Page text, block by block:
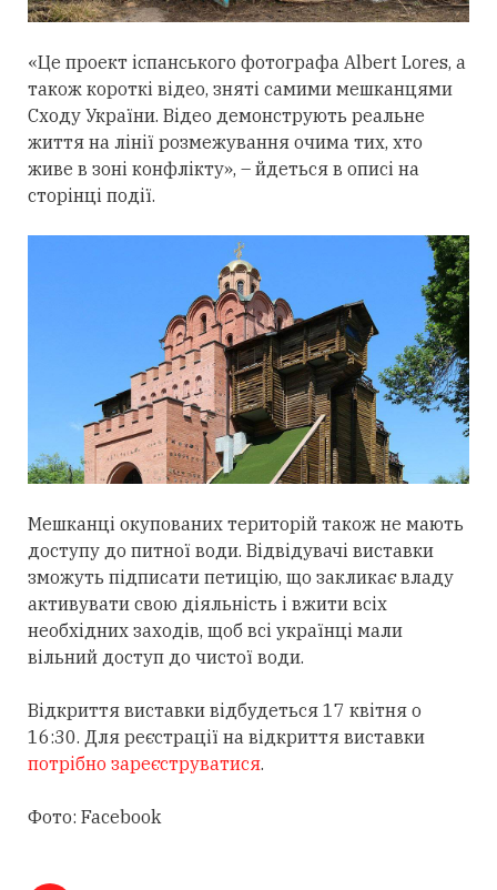
«Це проект іспанського фотографа Albert Lores, а
також короткі відео, зняті самими мешканцями
Сходу України. Відео демонструють реальне
життя на лінії розмежування очима тих, хто
живе в зоні конфлікту», – йдеться в описі на
сторінці події.
Мешканці окупованих територій також не мають
доступу до питної води. Відвідувачі виставки
зможуть підписати петицію, що закликає владу
активувати свою діяльність і вжити всіх
необхідних заходів, щоб всі українці мали
вільний доступ до чистої води.
Відкриття виставки відбудеться 17 квітня о
16:30. Для реєстрації на відкриття виставки
потрібно зареєструватися.
Фото: Facebook